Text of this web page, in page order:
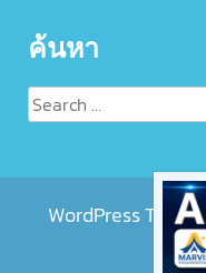
ค้นหา
Search
for:
WordPress